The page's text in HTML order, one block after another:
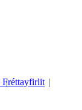
Fréttayfirlit